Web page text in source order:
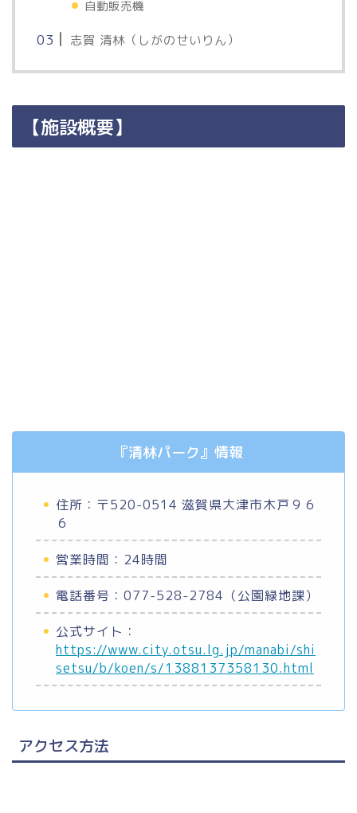
自動販売機
志賀 清林（しがのせいりん）
【施設概要】
『清林パーク』情報
住所：〒520-0514 滋賀県大津市木戸９６
６
営業時間：24時間
電話番号：077-528-2784（公園緑地課）
公式サイト：
https://www.city.otsu.lg.jp/manabi/shi
setsu/b/koen/s/1388137358130.html
アクセス方法